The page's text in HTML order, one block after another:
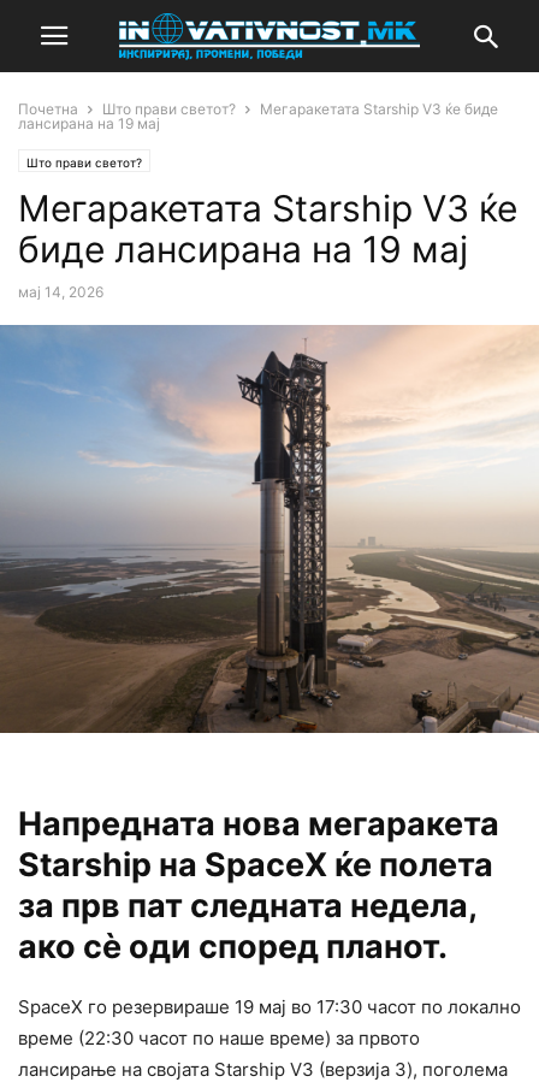
Почетна Што прави светот?
Мегаракетата Starship V3 ќе биде
лансирана на 19 мај
Што прави светот?
Мегаракетата Starship V3 ќе
биде лансирана на 19 мај
мај 14, 2026
Напредната нова мегаракета
Starship на SpaceX ќе полета
за прв пат следната недела,
ако сè оди според планот.
SpaceX го резервираше 19 мај во 17:30 часот по локално
време (22:30 часот по наше време) за првото
лансирање на својата Starship V3 (верзија 3), поголема